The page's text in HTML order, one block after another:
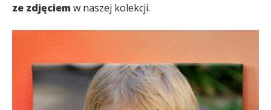
ze zdjęciem w naszej kolekcji.